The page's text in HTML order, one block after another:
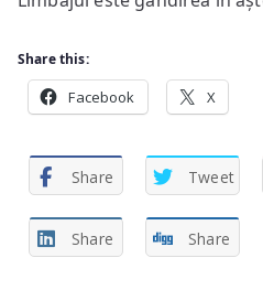
Share this:
Facebook X
Share Tweet
Share Share